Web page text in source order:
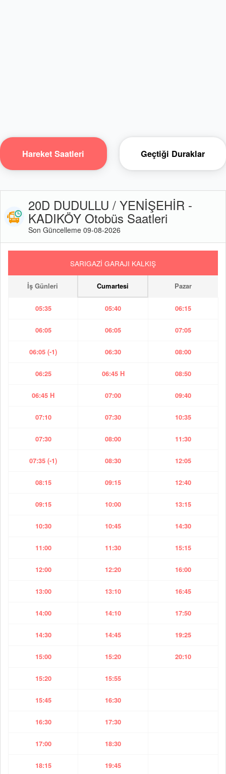
Hareket Saatleri Geçtiği Duraklar
20D DUDULLU / YENİŞEHİR -
KADIKÖY Otobüs Saatleri
Son Güncelleme 09-08-2026
SARIGAZİ GARAJI KALKIŞ
İş Günleri Cumartesi Pazar
05:35 05:40 06:15
06:05 06:05 07:05
06:05 (-1) 06:30 08:00
06:25 06:45 H 08:50
06:45 H 07:00 09:40
07:10 07:30 10:35
07:30 08:00 11:30
07:35 (-1) 08:30 12:05
08:15 09:15 12:40
09:15 10:00 13:15
10:30 10:45 14:30
11:00 11:30 15:15
12:00 12:20 16:00
13:00 13:10 16:45
14:00 14:10 17:50
14:30 14:45 19:25
15:00 15:20 20:10
15:20 15:55
15:45 16:30
16:30 17:30
17:00 18:30
18:15 19:45